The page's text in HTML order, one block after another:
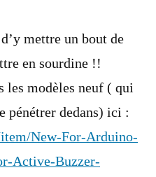
mettre un bout de
en sourdine !!
les modèles neuf ( qui
pénétrer dedans) ici :
New-For-Arduino-
Active-Buzzer-